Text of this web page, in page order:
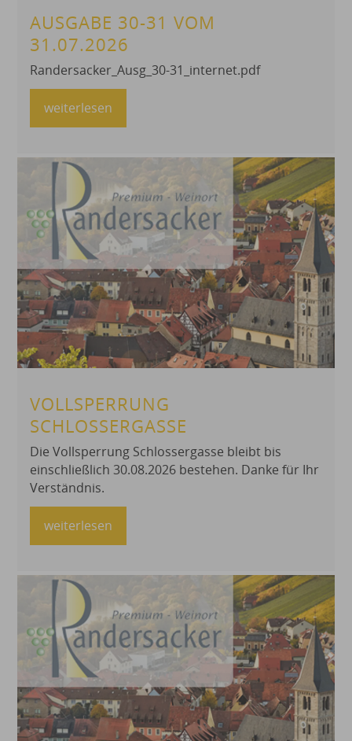
AUSGABE 30-31 VOM
31.07.2026
Randersacker_Ausg_30-31_internet.pdf
weiterlesen
VOLLSPERRUNG
SCHLOSSERGASSE
Die Vollsperrung Schlossergasse bleibt bis
einschließlich 30.08.2026 bestehen. Danke für Ihr
Verständnis.
weiterlesen